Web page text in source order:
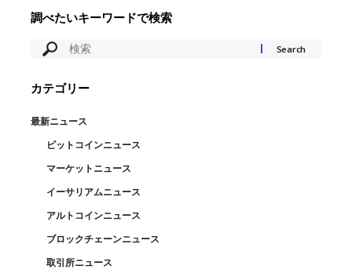
調べたいキーワードで検索
カテゴリー
最新ニュース
ビットコインニュース
マーケットニュース
イーサリアムニュース
アルトコインニュース
ブロックチェーンニュース
取引所ニュース